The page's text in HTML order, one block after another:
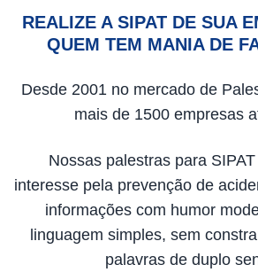
REALIZE A SIPAT DE SUA
QUEM TEM MANIA DE
Desde 2001 no mercado de
mais de 1500 empresas
Nossas palestras para
interesse pela prevenção de
informações com humor
linguagem simples, sem
palavras de duplo